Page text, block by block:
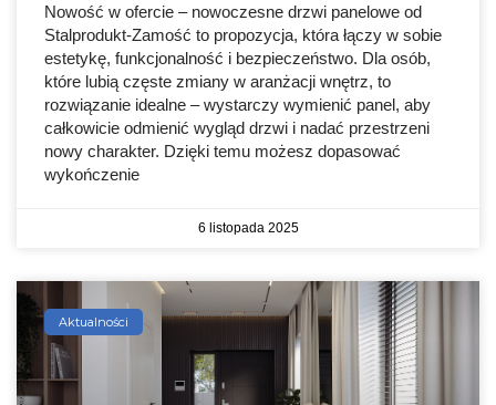
Nowość w ofercie – nowoczesne drzwi panelowe od
Stalprodukt-Zamość to propozycja, która łączy w sobie
estetykę, funkcjonalność i bezpieczeństwo. Dla osób,
które lubią częste zmiany w aranżacji wnętrz, to
rozwiązanie idealne – wystarczy wymienić panel, aby
całkowicie odmienić wygląd drzwi i nadać przestrzeni
nowy charakter. Dzięki temu możesz dopasować
wykończenie
6 listopada 2025
Aktualności